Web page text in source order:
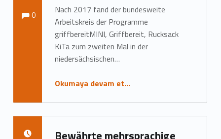
Nach 2017 fand der bundesweite
Arbeitskreis der Programme
griffbereitMINI, Griffbereit, Rucksack
KiTa zum zweiten Mal in der
niedersächsischen…
Okumaya devam et…
Yorumlar:
0
Bewährte mehrsprachige